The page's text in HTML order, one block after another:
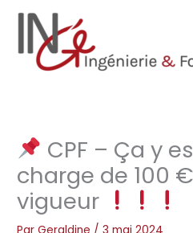
contenu
CPF – Ça y
charge de 100
vigueur
ParGeraldine /3 mai 2024